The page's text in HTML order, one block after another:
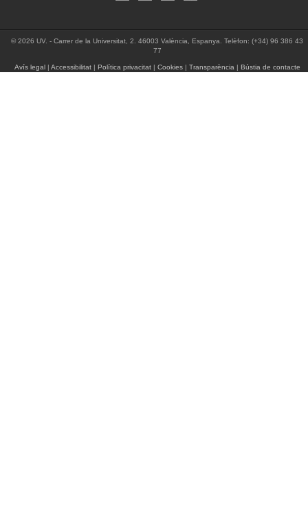
© 2026 UV. - Carrer de la Universitat, 2. 46003 València, Espanya. Telèfon: (+34) 96 386 43
77
Avís legal| Accessibilitat| Política privacitat| Cookies| Transparència | Bústia de contacte